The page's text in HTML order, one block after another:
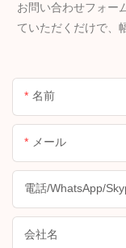
お問い合わせフォー
ていただくだけで、
名前
メール
電話/WhatsApp/
会社名